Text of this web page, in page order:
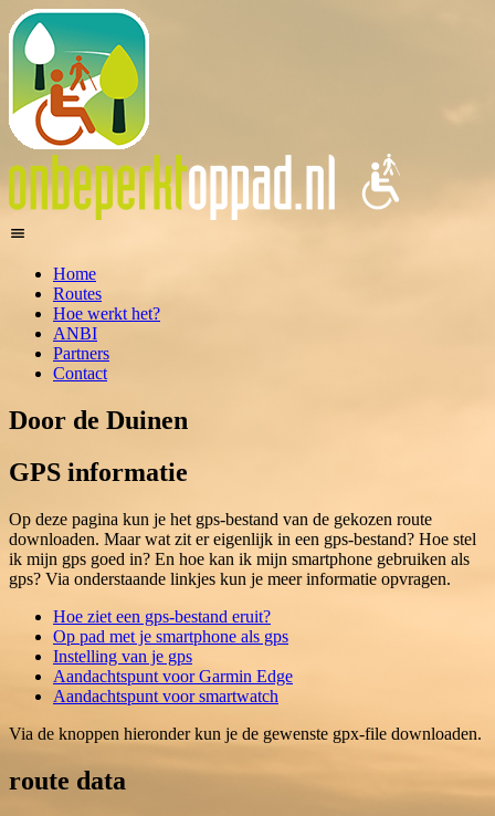
Home
Routes
Hoe werkt het?
ANBI
Partners
Contact
Door de Duinen
GPS informatie
Op deze pagina kun je het gps-bestand van de gekozen route
downloaden. Maar wat zit er eigenlijk in een gps-bestand? Hoe stel
ik mijn gps goed in? En hoe kan ik mijn smartphone gebruiken als
gps? Via onderstaande linkjes kun je meer informatie opvragen.
Hoe ziet een gps-bestand eruit?
Op pad met je smartphone als gps
Instelling van je gps
Aandachtspunt voor Garmin Edge
Aandachtspunt voor smartwatch
Via de knoppen hieronder kun je de gewenste gpx-file downloaden.
route data